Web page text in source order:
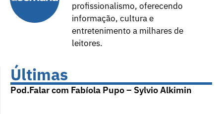
profissionalismo, oferecendo
informação, cultura e
entretenimento a milhares de
leitores.
Últimas
Pod.Falar com Fabíola Pupo – Sylvio Alkimin